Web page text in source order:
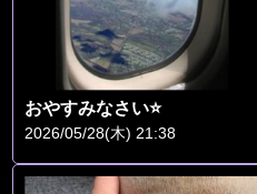
おやすみなさい⭐
2026/05/28(木) 21:38